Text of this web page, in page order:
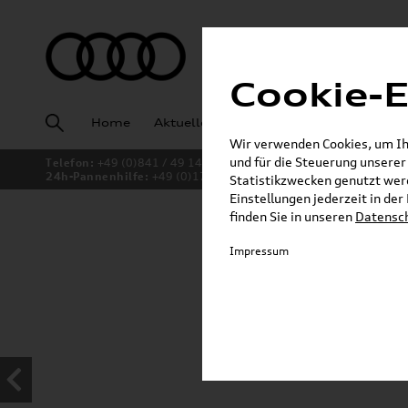
Home Aktuelles
Telefon: +49 (0)841 / 49 140
24h-Pannenhilfe: +49 (0)171 / 870 72 87
Jetzt sparen bei
Cookie-
Wir verwenden Cookies, um
und für die Steuerung
Statistikzwecken genutzt
Einstellungen jederzeit in
finden Sie in unseren
Impressum